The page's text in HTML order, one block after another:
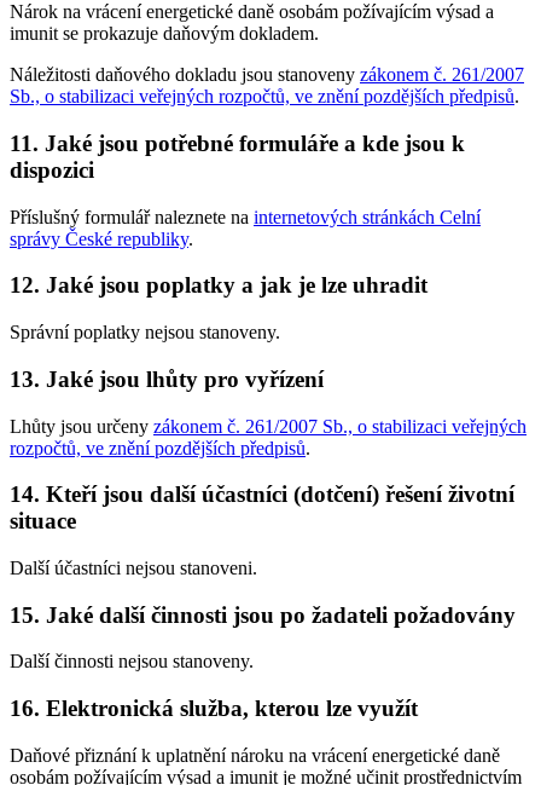
Nárok na vrácení energetické daně osobám požívajícím výsad a
imunit se prokazuje daňovým dokladem.
Náležitosti daňového dokladu jsou stanoveny zákonem č. 261/2007
Sb., o stabilizaci veřejných rozpočtů, ve znění pozdějších předpisů.
11. Jaké jsou potřebné formuláře a kde jsou k
dispozici
Příslušný formulář naleznete na internetových stránkách Celní
správy České republiky.
12. Jaké jsou poplatky a jak je lze uhradit
Správní poplatky nejsou stanoveny.
13. Jaké jsou lhůty pro vyřízení
Lhůty jsou určeny zákonem č. 261/2007 Sb., o stabilizaci veřejných
rozpočtů, ve znění pozdějších předpisů.
14. Kteří jsou další účastníci (dotčení) řešení životní
situace
Další účastníci nejsou stanoveni.
15. Jaké další činnosti jsou po žadateli požadovány
Další činnosti nejsou stanoveny.
16. Elektronická služba, kterou lze využít
Daňové přiznání k uplatnění nároku na vrácení energetické daně
osobám požívajícím výsad a imunit je možné učinit prostřednictvím